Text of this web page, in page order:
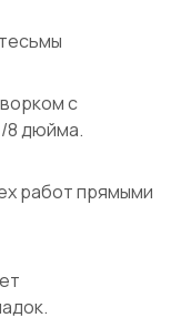
с
8 дюйма.
работ прямыми